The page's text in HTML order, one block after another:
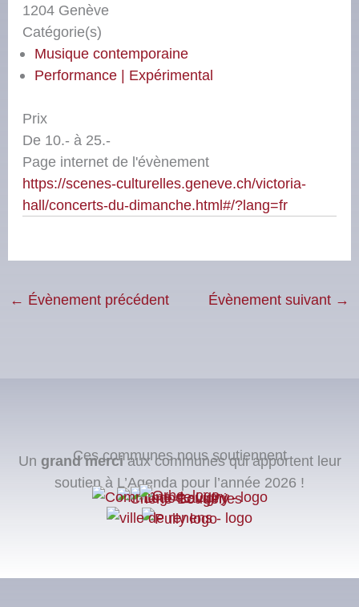
1204 Genève
Catégorie(s)
Musique contemporaine
Performance | Expérimental
Prix
De 10.- à 25.-
Page internet de l'évènement
https://scenes-culturelles.geneve.ch/victoria-
hall/concerts-du-dimanche.html#/?lang=fr
← Évènement précédent Évènement suivant →
Ces communes nous soutiennent
Un grand merciaux communes qui apportent leur
soutien à L’Agenda pour l’année 2026 !